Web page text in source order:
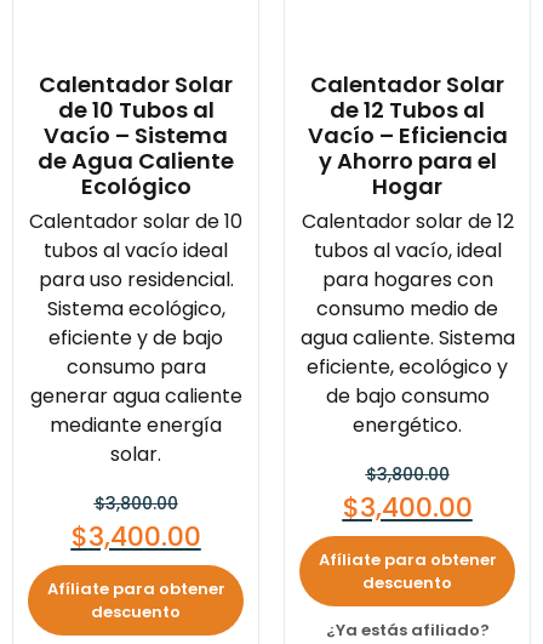
Calentador Solar
de 10 Tubos al
Vacío – Sistema
de Agua Caliente
Ecológico
Calentador solar de 10
tubos al vacío ideal
para uso residencial.
Sistema ecológico,
eficiente y de bajo
consumo para
generar agua caliente
mediante energía
solar.
$3,800.00
$3,400.00
Afíliate para obtener
descuento
Calentador Solar
de 12 Tubos al
Vacío – Eficiencia
y Ahorro para el
Hogar
Calentador solar de 12
tubos al vacío, ideal
para hogares con
consumo medio de
agua caliente. Sistema
eficiente, ecológico y
de bajo consumo
energético.
$3,800.00
$3,400.00
Afíliate para obtener
descuento
¿Ya estás afiliado?